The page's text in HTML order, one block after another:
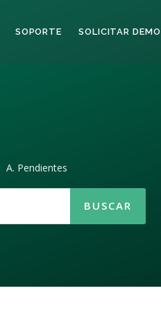
SOPORTE SOLICITAR DEMO
A. Pendientes